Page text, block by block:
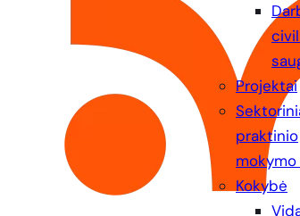
Projektai
praktinio
Kokybė